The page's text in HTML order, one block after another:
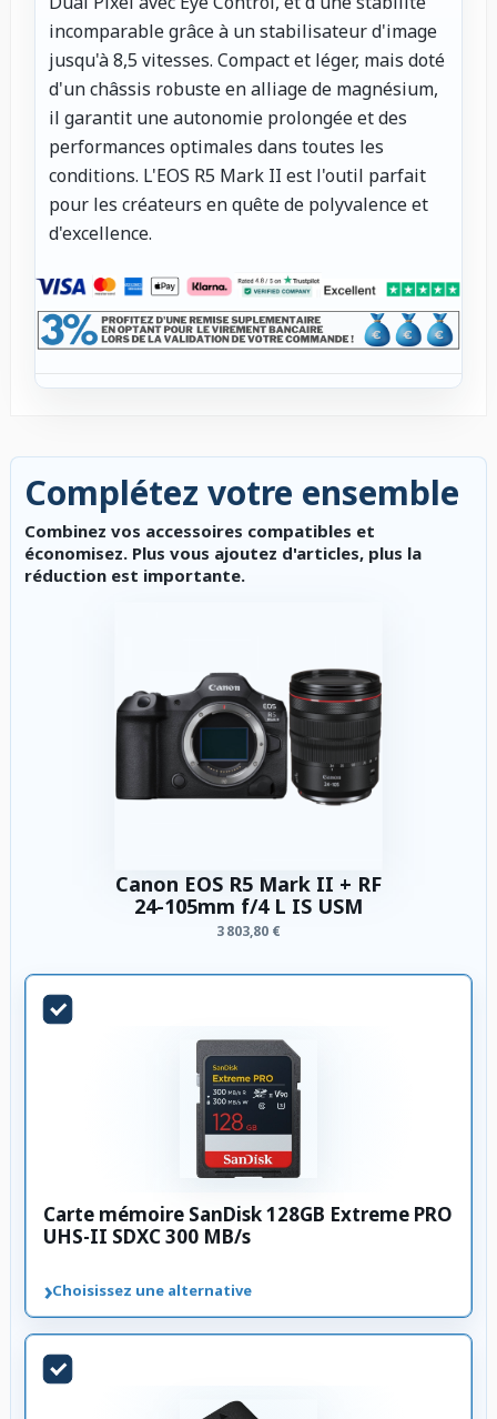
incomparable grâce à un stabilisateur d'image
jusqu'à 8,5 vitesses. Compact et léger, mais doté
d'un châssis robuste en alliage de magnésium,
il garantit une autonomie prolongée et des
performances optimales dans toutes les
conditions. L'EOS R5 Mark II est l'outil parfait
pour les créateurs en quête de polyvalence et
d'excellence.
Complétez votre ensemble
Combinez vos accessoires compatibles et
économisez. Plus vous ajoutez d'articles, plus la
réduction est importante.
Canon EOS R5 Mark II + RF
24-105mm f/4 L IS USM
3 803,80 €
Carte mémoire SanDisk 128GB Extreme PRO
UHS-II SDXC 300 MB/s
›Choisissez une alternative